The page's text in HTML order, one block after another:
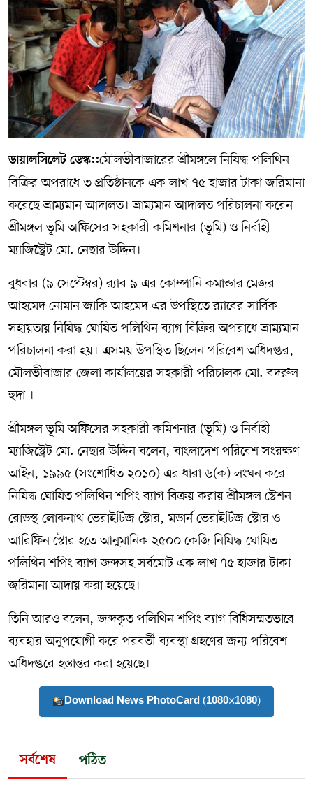
ডায়ালসিলেট ডেস্ক::মৌলভীবাজারের শ্রীমঙ্গলে নিষিদ্ধ পলিথিন
বিক্রির অপরাধে ৩ প্রতিষ্ঠানকে এক লাখ ৭৫ হাজার টাকা জরিমানা
করেছে ভ্রাম্যমান আদালত। ভ্রাম্যমান আদালত পরিচালনা করেন
শ্রীমঙ্গল ভূমি অফিসের সহকারী কমিশনার (ভূমি) ও নির্বাহী
ম্যাজিস্ট্রেট মো. নেছার উদ্দিন।
বুধবার (৯ সেপ্টেম্বর) র‌্যাব ৯ এর কোম্পানি কমান্ডার মেজর
আহমেদ নোমান জাকি আহমেদ এর উপস্থিতে র‌্যাবের সার্বিক
সহায়তায় নিষিদ্ধ ঘোষিত পলিথিন ব্যাগ বিক্রির অপরাধে ভ্রাম্যমান
পরিচালনা করা হয়। এসময় উপস্থিত ছিলেন পরিবেশ অধিদপ্তর,
মৌলভীবাজার জেলা কার্যালয়ের সহকারী পরিচালক মো. বদরুল
হুদা ।
শ্রীমঙ্গল ভূমি অফিসের সহকারী কমিশনার (ভূমি) ও নির্বাহী
ম্যাজিস্ট্রেট মো. নেছার উদ্দিন বলেন, বাংলাদেশ পরিবেশ সংরক্ষণ
আইন, ১৯৯৫ (সংশোধিত ২০১০) এর ধারা ৬(ক) লংঘন করে
নিষিদ্ধ ঘোষিত পলিথিন শপিং ব্যাগ বিক্রয় করায় শ্রীমঙ্গল স্টেশন
রোডস্থ লোকনাথ ভেরাইটিজ স্টোর, মডার্ন ভেরাইটিজ স্টোর ও
আরিফিন স্টোর হতে আনুমানিক ২৫০০ কেজি নিষিদ্ধ ঘোষিত
পলিথিন শপিং ব্যাগ জব্দসহ সর্বমোট এক লাখ ৭৫ হাজার টাকা
জরিমানা আদায় করা হয়েছে।
তিনি আরও বলেন, জব্দকৃত পলিথিন শপিং ব্যাগ বিধিসম্মতভাবে
ব্যবহার অনুপযোগী করে পরবর্তী ব্যবস্থা গ্রহণের জন্য পরিবেশ
অধিদপ্তরে হস্তান্তর করা হয়েছে।
Download News PhotoCard (1080×1080)
সর্বশেষ পঠিত
সম্পাদকীয় কলাম
ABOUT US
DIAL SYLHET